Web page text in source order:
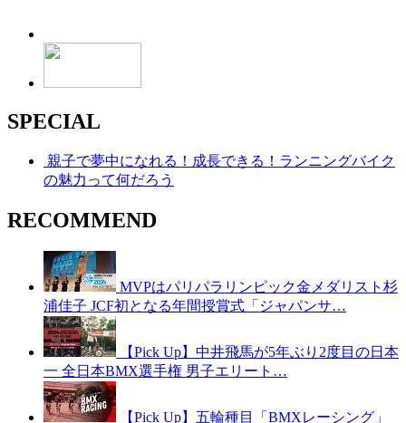
SPECIAL
親子で夢中になれる！成長できる！ランニングバイク
の魅力って何だろう
RECOMMEND
MVPはパリパラリンピック金メダリスト杉
浦佳子 JCF初となる年間授賞式「ジャパンサ…
【Pick Up】中井飛馬が5年ぶり2度目の日本
一 全日本BMX選手権 男子エリート…
【Pick Up】五輪種目「BMXレーシング」